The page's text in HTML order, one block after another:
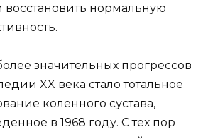
нормальную
значительных прогрессов
XX века стало тотальное
коленного сустава,
в 1968 году. С тех пор